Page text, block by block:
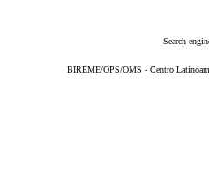
Search
BIREME/OPS/OMS - Centro